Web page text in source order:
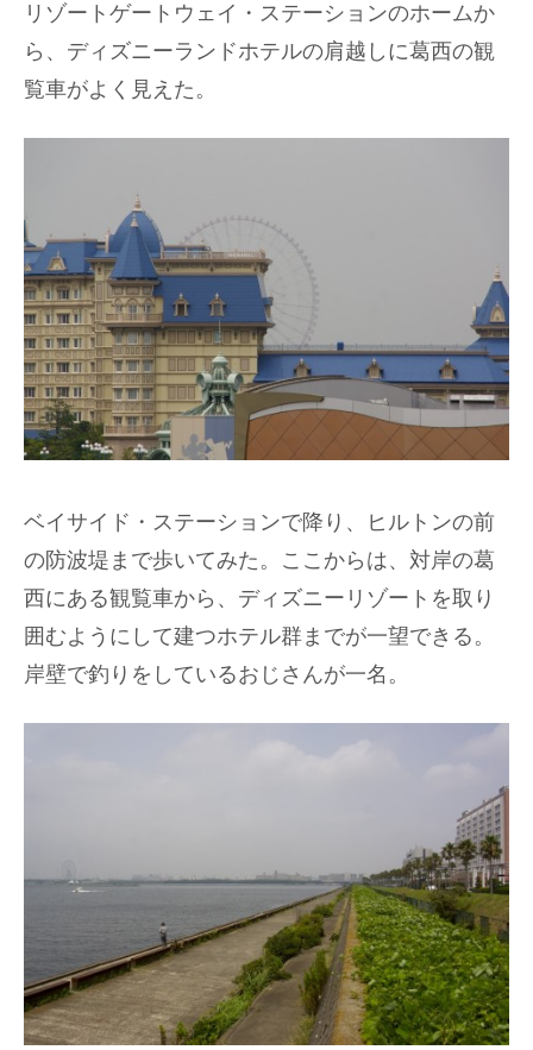
リゾートゲートウェイ・ステーションのホームか
ら、ディズニーランドホテルの肩越しに葛西の観
覧車がよく見えた。
ベイサイド・ステーションで降り、ヒルトンの前
の防波堤まで歩いてみた。ここからは、対岸の葛
西にある観覧車から、ディズニーリゾートを取り
囲むようにして建つホテル群までが一望できる。
岸壁で釣りをしているおじさんが一名。